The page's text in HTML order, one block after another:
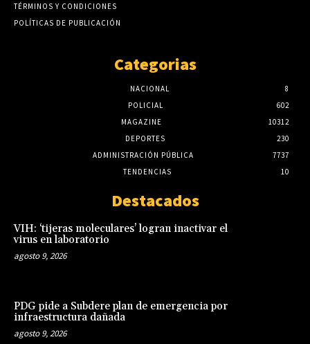
TÉRMINOS Y CONDICIONES
POLÍTICAS DE PUBLICACIÓN
Categorias
NACIONAL
8
POLICIAL
602
MAGAZINE
10312
DEPORTES
230
ADMINISTRACIÓN PÚBLICA
7737
TENDENCIAS
10
Destacados
VIH: ‘tijeras moleculares’ logran inactivar el
virus en laboratorio
agosto 9, 2026
PDG pide a Subdere plan de emergencia por
infraestructura dañada
agosto 9, 2026